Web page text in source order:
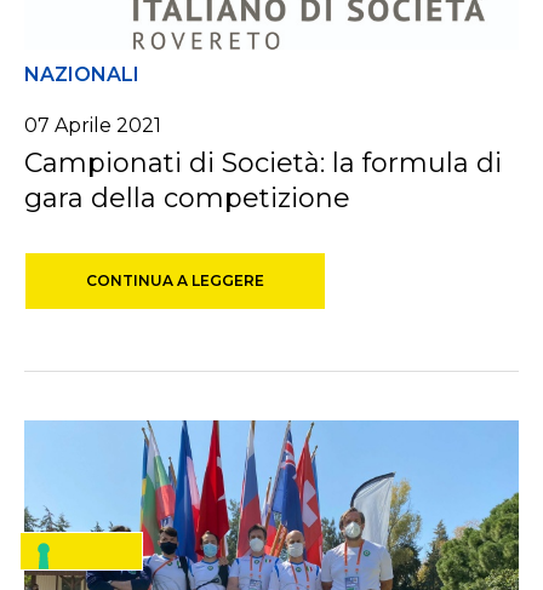
NAZIONALI
07 Aprile 2021
Campionati di Società: la formula di
gara della competizione
CONTINUA A LEGGERE